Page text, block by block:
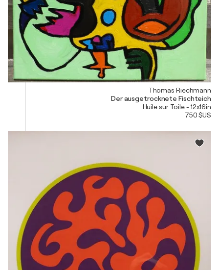
Thomas Riechmann
Der ausgetrocknete Fischteich
Huile sur Toile - 12x16in
750 $US